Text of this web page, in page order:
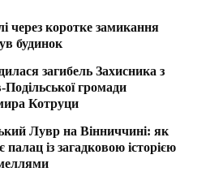
через коротке замикання
будинок
загибель Захисника з
громади
Котруци
Лувр на Вінниччині: як
палац із загадковою історією